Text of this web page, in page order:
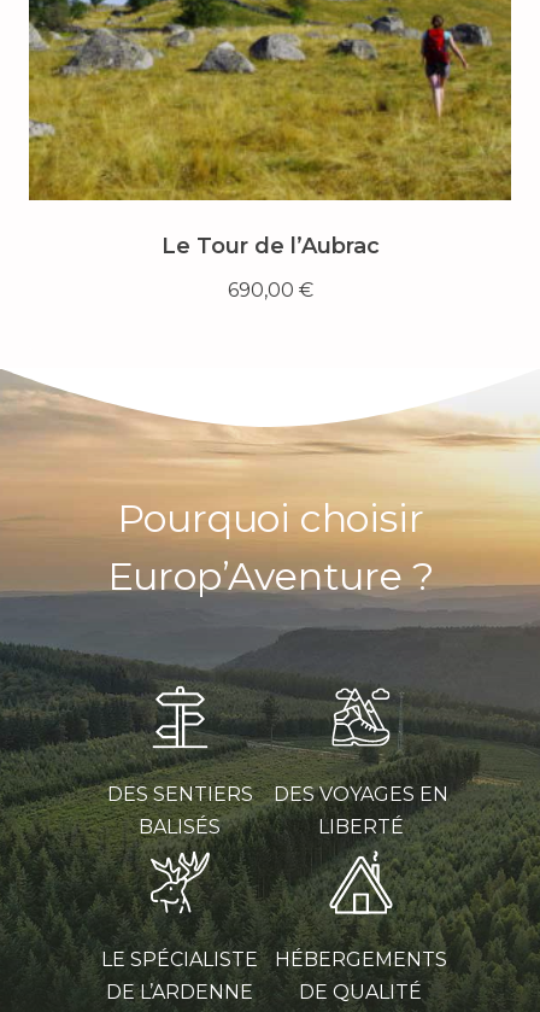
Le Tour de l’Aubrac
690,00 €
Pourquoi choisir
Europ’Aventure ?
DES SENTIERS
BALISÉS
DES VOYAGES EN
LIBERTÉ
LE SPÉCIALISTE
DE L’ARDENNE
HÉBERGEMENTS
DE QUALITÉ